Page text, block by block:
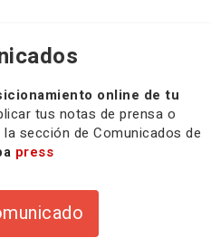
online de tu
tus notas de prensa o
sección de Comunicados de
press